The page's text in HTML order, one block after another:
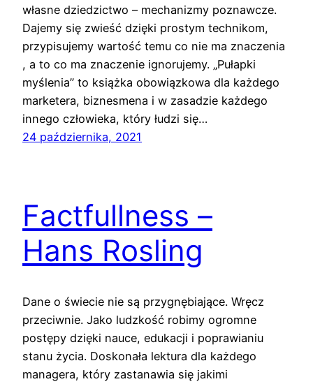
własne dziedzictwo – mechanizmy poznawcze.
Dajemy się zwieść dzięki prostym technikom,
przypisujemy wartość temu co nie ma znaczenia
, a to co ma znaczenie ignorujemy. „Pułapki
myślenia” to książka obowiązkowa dla każdego
marketera, biznesmena i w zasadzie każdego
innego człowieka, który łudzi się…
24 października, 2021
Factfullness –
Hans Rosling
Dane o świecie nie są przygnębiające. Wręcz
przeciwnie. Jako ludzkość robimy ogromne
postępy dzięki nauce, edukacji i poprawianiu
stanu życia. Doskonała lektura dla każdego
managera, który zastanawia się jakimi